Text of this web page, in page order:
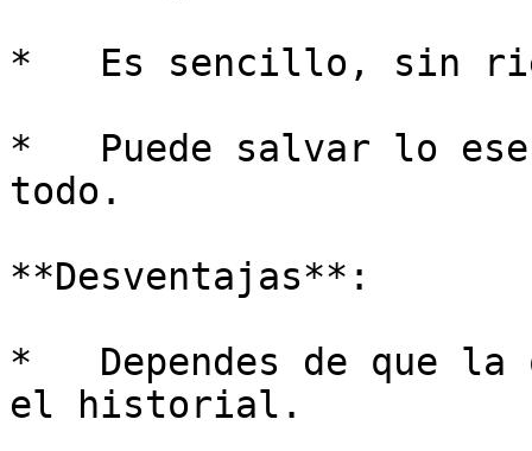
*   Es sencillo, sin
*   Puede salvar lo
todo.
**Desventajas**:
*   Dependes de que la
el historial.